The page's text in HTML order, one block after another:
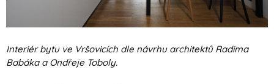
Interiér bytu ve Vršovicích dle návrhu architektů Radima
Babáka a Ondřeje Toboly.